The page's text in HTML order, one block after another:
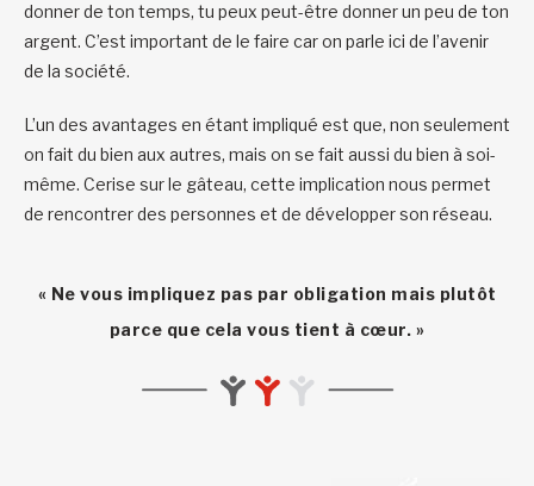
donner de ton temps, tu peux peut-être donner un peu de ton
argent. C’est important de le faire car on parle ici de l’avenir
de la société.
L’un des avantages en étant impliqué est que, non seulement
on fait du bien aux autres, mais on se fait aussi du bien à soi-
même. Cerise sur le gâteau, cette implication nous permet
de rencontrer des personnes et de développer son réseau.
« Ne vous impliquez pas par obligation mais plutôt
parce que cela vous tient à cœur. »